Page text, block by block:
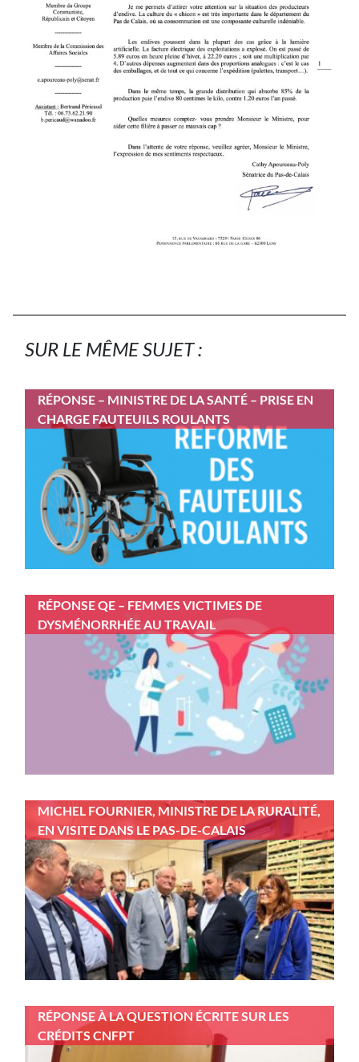
SUR LE MÊME SUJET :
RÉPONSE – MINISTRE DE LA SANTÉ – PRISE EN
CHARGE FAUTEUILS ROULANTS
RÉPONSE QE – FEMMES VICTIMES DE
DYSMÉNORRHÉE AU TRAVAIL
MICHEL FOURNIER, MINISTRE DE LA RURALITÉ,
EN VISITE DANS LE PAS-DE-CALAIS
RÉPONSE À LA QUESTION ÉCRITE SUR LES
CRÉDITS CNFPT